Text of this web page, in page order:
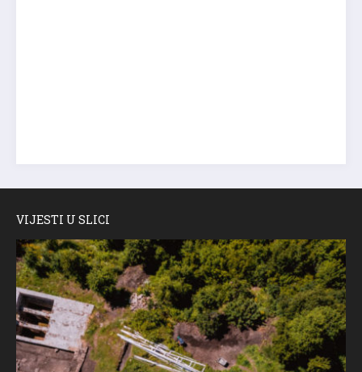
VIJESTI U SLICI